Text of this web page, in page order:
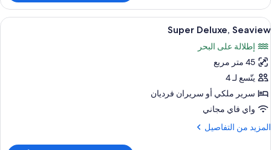
-
مقابل
البحر
فيلا
فاخرة
-
نوم
واحدة
بمسبح
خاص
مقابل
البحر
استعراض
جميع
صور
Super
Deluxe,
Seaview
أغطية فراش متميزة وميني بار وخزنة
5
Super Deluxe, Seaview
إطلالة على البحر
45 متر مربع
يتّسع لـ 4
سرير ملكي‫‬ أو سريران فرديان
واي فاي مجاني
المزيد من التفاصيل
المزيد